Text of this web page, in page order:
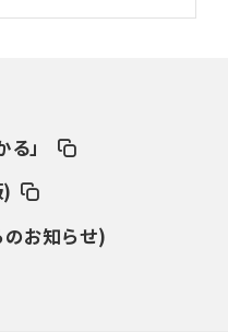
ニュージーランドのフレア（閃
」
のお知らせ)